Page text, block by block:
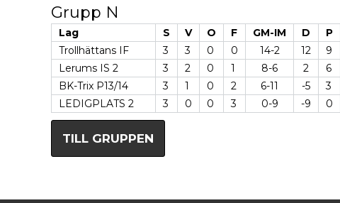
Grupp N
Lag S V O F GM-IM D
P
Trollhättans IF
3 3 0 0 14-2 12
9
Lerums IS 2
3 2 0 1 8-6 2
6
BK-Trix P13/14
3 1 0 2 6-11 -5
3
LEDIGPLATS 2
3 0 0 3 0-9 -9 0
TILL GRUPPEN